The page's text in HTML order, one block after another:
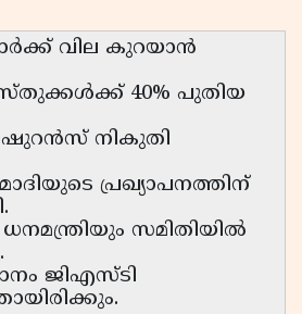
വില കുറയാൻ
40% പുതിയ
നികുതി
പ്രഖ്യാപനത്തിന്
സമിതിയിൽ
ജിഎസ്‌ടി